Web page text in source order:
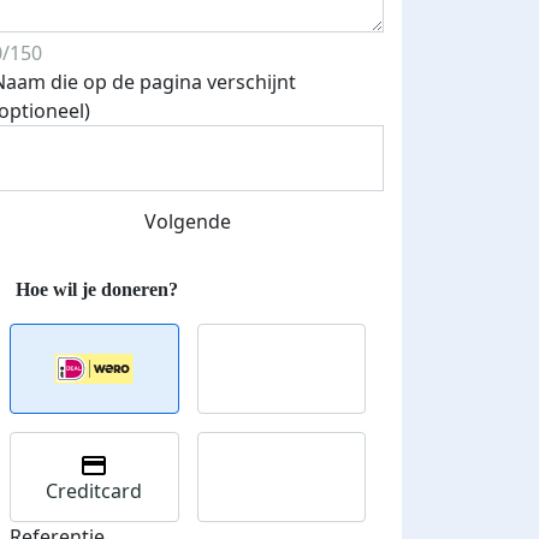
150
die op de pagina verschijnt
Volgende
Creditcard